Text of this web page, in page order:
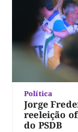
Política
Jorge
reeleição
do PSDB